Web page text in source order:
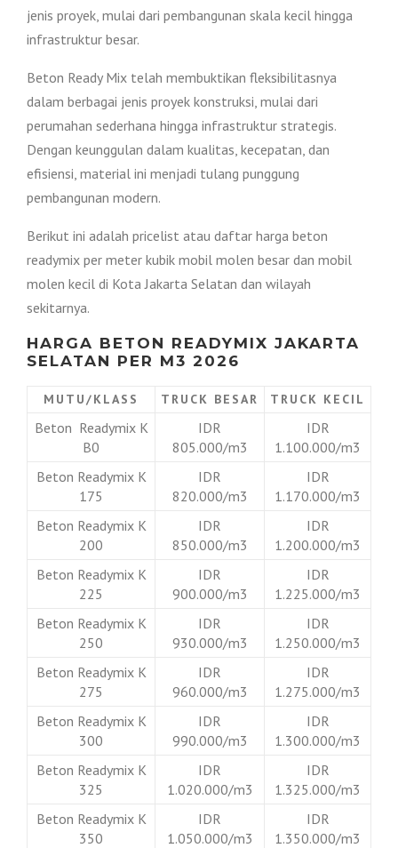
jenis proyek, mulai dari pembangunan skala kecil hingga
infrastruktur besar.
Beton Ready Mix telah membuktikan fleksibilitasnya
dalam berbagai jenis proyek konstruksi, mulai dari
perumahan sederhana hingga infrastruktur strategis.
Dengan keunggulan dalam kualitas, kecepatan, dan
efisiensi, material ini menjadi tulang punggung
pembangunan modern.
Berikut ini adalah pricelist atau daftar harga beton
readymix per meter kubik mobil molen besar dan mobil
molen kecil di Kota Jakarta Selatan dan wilayah
sekitarnya.
HARGA BETON READYMIX JAKARTA
SELATAN PER M3 2026
MUTU/KLASS TRUCK BESAR TRUCK KECIL
Beton Readymix K
B0
IDR
805.000/m3
IDR
1.100.000/m3
Beton Readymix K
175
IDR
820.000/m3
IDR
1.170.000/m3
Beton Readymix K
200
IDR
850.000/m3
IDR
1.200.000/m3
Beton Readymix K
225
IDR
900.000/m3
IDR
1.225.000/m3
Beton Readymix K
250
IDR
930.000/m3
IDR
1.250.000/m3
Beton Readymix K
275
IDR
960.000/m3
IDR
1.275.000/m3
Beton Readymix K
300
IDR
990.000/m3
IDR
1.300.000/m3
Beton Readymix K
325
IDR
1.020.000/m3
IDR
1.325.000/m3
Beton Readymix K
350
IDR
1.050.000/m3
IDR
1.350.000/m3